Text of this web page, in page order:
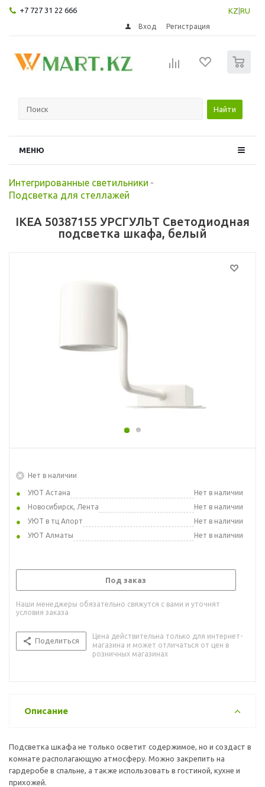
+7 727 31 22 666 KZ RU
Вход Регистрация
Найти
МЕНЮ
Интегрированные светильники -
Подсветка для стеллажей
IKEA 50387155 УРСГУЛЬТ Светодиодная
подсветка шкафа, белый
Нет в наличии
УЮТ Астана
Нет в наличии
Новосибирск, Лента
Нет в наличии
УЮТ в тц Апорт
Нет в наличии
УЮТ Алматы
Нет в наличии
Под заказ
Наши менеджеры обязательно свяжутся с вами и уточнят
условия заказа
Поделиться
Цена действительна только для интернет-
магазина и может отличаться от цен в
розничных магазинах
Описание
Подсветка шкафа не только осветит содержимое, но и создаст в
комнате располагающую атмосферу. Можно закрепить на
гардеробе в спальне, а также использовать в гостиной, кухне и
прихожей.